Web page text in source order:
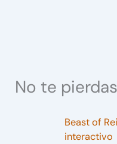
No te pierdas
Beast of
interactivo